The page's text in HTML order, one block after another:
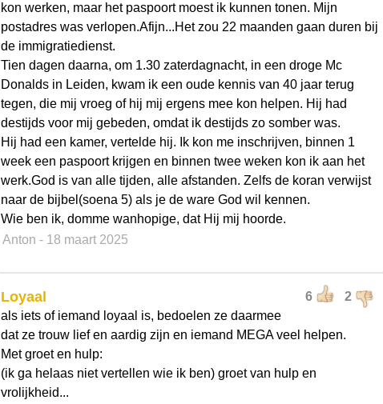
kon werken, maar het paspoort moest ik kunnen tonen. Mijn
postadres was verlopen.Afijn...Het zou 22 maanden gaan duren bij
de immigratiedienst.
Tien dagen daarna, om 1.30 zaterdagnacht, in een droge Mc
Donalds in Leiden, kwam ik een oude kennis van 40 jaar terug
tegen, die mij vroeg of hij mij ergens mee kon helpen. Hij had
destijds voor mij gebeden, omdat ik destijds zo somber was.
Hij had een kamer, vertelde hij. Ik kon me inschrijven, binnen 1
week een paspoort krijgen en binnen twee weken kon ik aan het
werk.God is van alle tijden, alle afstanden. Zelfs de koran verwijst
naar de bijbel(soena 5) als je de ware God wil kennen.
Wie ben ik, domme wanhopige, dat Hij mij hoorde.
Anton - 18 maart 2025
6 2
Loyaal
als iets of iemand loyaal is, bedoelen ze daarmee
dat ze trouw lief en aardig zijn en iemand MEGA veel helpen.
Met groet en hulp:
(ik ga helaas niet vertellen wie ik ben) groet van hulp en
vrolijkheid...